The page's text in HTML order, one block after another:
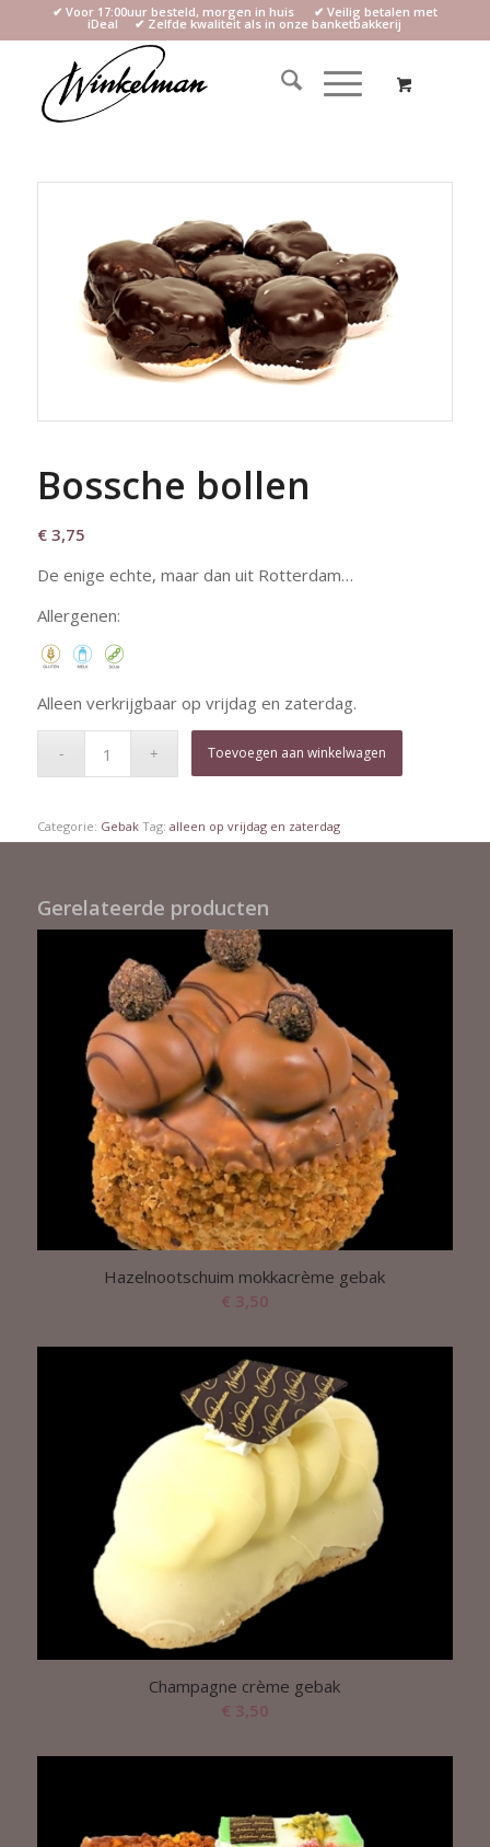
✔ Voor 17:00uur besteld, morgen in huis ✔ Veilig betalen met
iDeal ✔ Zelfde kwaliteit als in onze banketbakkerij
Bossche bollen
€3,75
De enige echte, maar dan uit Rotterdam…
Allergenen:
Alleen verkrijgbaar op vrijdag en zaterdag.
Toevoegen aan winkelwagen
Categorie: Gebak Tag: alleen op vrijdag en zaterdag
Gerelateerde producten
Hazelnootschuim mokkacrème gebak
€ 3,50
Champagne crème gebak
€ 3,50